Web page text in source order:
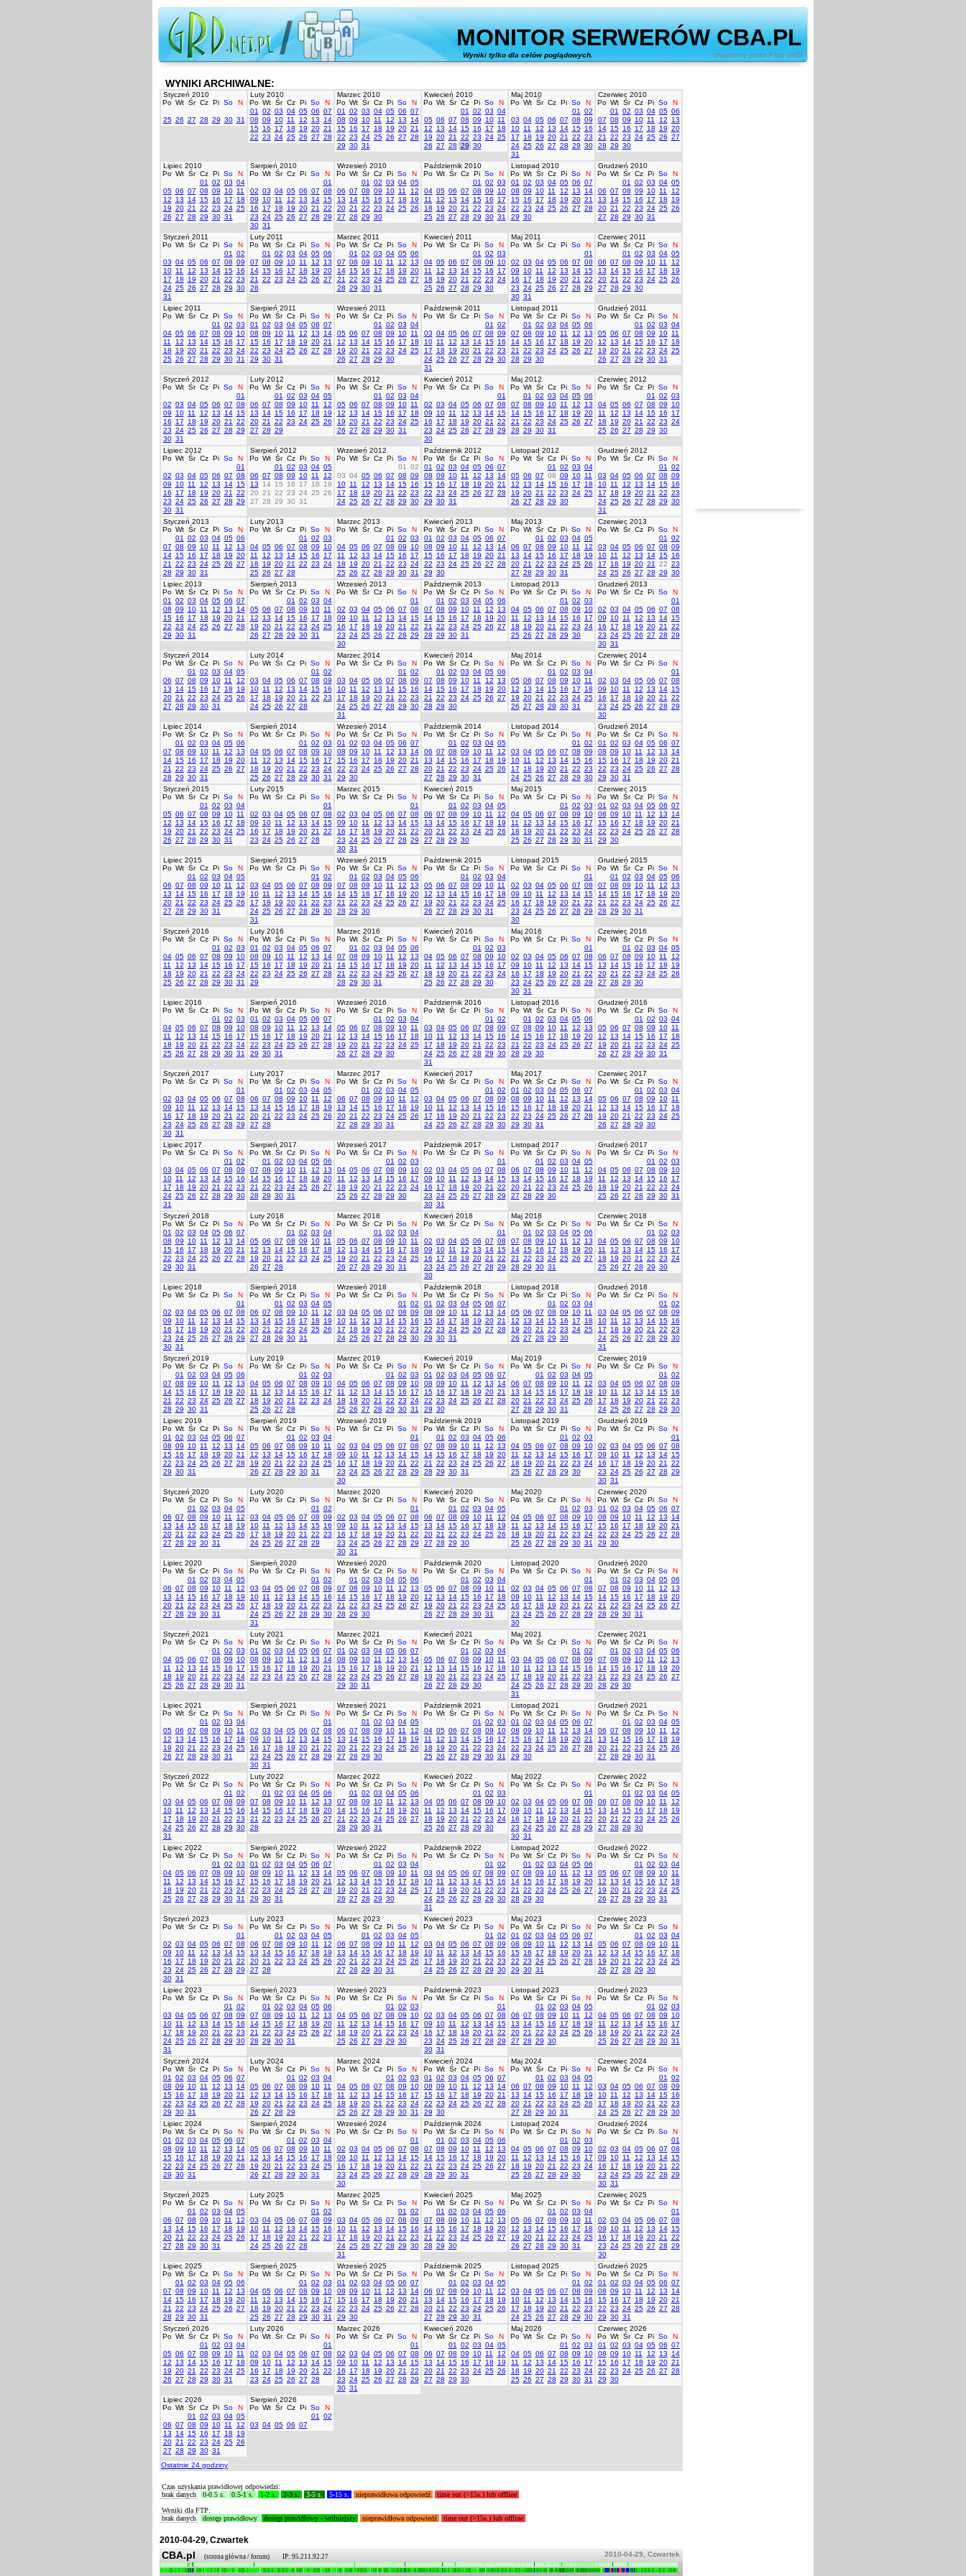
MONITOR SERWERÓW CBA.PL
Wyniki tylko dla celów poglądowych.stworzony przez Piotr GRD
WYNIKI ARCHIWALNE:
Styczeń 2010
Po Wt Śr Cz Pi So N
25 26 27 28 29 30 31
Luty 2010
Po Wt Śr Cz Pi So
N
01
02 03 04 05 06 07
08 09 10 11 12 13
14
15 16 17 18 19 20 21
22 23 24 25 26 27 28
Marzec 2010
Po Wt Śr Cz Pi So
N
01
02 03 04 05 06 07
08 09 10 11 12 13
14
15 16 17 18 19 20 21
22 23 24 25 26 27 28
29 30 31
Kwiecień 2010
Po Wt Śr Cz Pi So
N
01
02 03 04
05 06 07 08 09 10 11
12
13 14 15 16 17
18
19 20 21 22 23 24 25
26 27 28 29 30
Maj 2010
Po Wt Śr Cz Pi So
N
01
02
03 04 05 06 07 08 09
10 11 12 13 14 15 16
17
18 19 20 21 22 23
24 25 26 27 28 29 30
31
Czerwiec 2010
Po Wt Śr Cz Pi So
N
01
02 03 04 05 06
07 08 09 10 11 12
13
14 15 16 17 18 19 20
21
22 23 24 25 26 27
28 29 30
Lipiec 2010
Po Wt Śr Cz Pi So
N
01
02 03 04
05 06 07 08 09 10 11
12
13 14 15 16 17
18
19 20 21 22 23 24 25
26 27 28 29 30 31
Sierpień 2010
Po Wt Śr Cz Pi So
N
01
02 03 04 05 06 07 08
09
10 11 12 13 14 15
16
17 18 19 20 21
22
23 24 25 26 27 28 29
30 31
Wrzesień 2010
Po Wt Śr Cz Pi So
N
01
02 03 04 05
06 07 08 09 10 11
12
13
14 15 16 17 18
19
20 21 22 23 24 25 26
27 28 29 30
Październik 2010
Po Wt Śr Cz Pi So
N
01
02 03
04 05 06 07 08 09
10
11
12 13 14 15 16
17
18
19 20 21 22 23 24
25 26 27 28 29 30 31
Listopad 2010
Po Wt Śr Cz Pi So
N
01
02 03 04 05 06 07
08 09 10 11 12 13
14
15 16 17 18 19 20 21
22 23 24 25 26 27 28
29 30
Grudzień 2010
Po Wt Śr Cz Pi So
N
01
02 03 04 05
06 07 08 09 10 11
12
13
14 15 16 17 18
19
20 21 22 23 24 25 26
27 28 29 30 31
Styczeń 2011
Po Wt Śr Cz Pi So
N
01
02
03 04 05 06 07 08 09
10 11 12 13 14 15 16
17
18 19 20 21 22 23
24 25 26 27 28 29 30
31
Luty 2011
Po Wt Śr Cz Pi So
N
01
02 03 04 05 06
07 08 09 10 11 12
13
14 15 16 17 18 19 20
21
22 23 24 25 26 27
28
Marzec 2011
Po Wt Śr Cz Pi So
N
01
02 03 04 05 06
07 08 09 10 11 12
13
14 15 16 17 18 19 20
21
22 23 24 25 26 27
28 29 30 31
Kwiecień 2011
Po Wt Śr Cz Pi So
N
01
02 03
04 05 06 07 08 09
10
11
12 13 14 15 16
17
18
19 20 21 22 23 24
25 26 27 28 29 30
Maj 2011
Po Wt Śr Cz Pi So
N
01
02 03 04 05 06 07 08
09
10 11 12 13 14 15
16
17 18 19 20 21
22
23 24 25 26 27 28 29
30 31
Czerwiec 2011
Po Wt Śr Cz Pi So
N
01
02 03 04 05
06 07 08 09 10 11
12
13
14 15 16 17 18
19
20 21 22 23 24 25 26
27 28 29 30
Lipiec 2011
Po Wt Śr Cz Pi So
N
01
02 03
04 05 06 07 08 09
10
11
12 13 14 15 16
17
18
19 20 21 22 23 24
25 26 27 28 29 30 31
Sierpień 2011
Po Wt Śr Cz Pi So
N
01
02 03 04 05 06 07
08 09 10 11 12 13
14
15 16 17 18 19 20 21
22 23 24 25 26 27 28
29 30 31
Wrzesień 2011
Po Wt Śr Cz Pi So
N
01
02 03 04
05 06 07 08 09 10 11
12
13 14 15 16 17
18
19 20 21 22 23 24 25
26 27 28 29 30
Październik 2011
Po Wt Śr Cz Pi So
N
01
02
03 04 05 06 07 08 09
10 11 12 13 14 15 16
17
18 19 20 21 22 23
24 25 26 27 28 29 30
31
Listopad 2011
Po Wt Śr Cz Pi So
N
01
02 03 04 05 06
07 08 09 10 11 12
13
14 15 16 17 18 19 20
21
22 23 24 25 26 27
28 29 30
Grudzień 2011
Po Wt Śr Cz Pi So
N
01
02 03 04
05 06 07 08 09 10 11
12
13 14 15 16 17
18
19 20 21 22 23 24 25
26 27 28 29 30 31
Styczeń 2012
Po Wt Śr Cz Pi So
N
01
02 03 04 05 06 07 08
09
10 11 12 13 14 15
16
17 18 19 20 21
22
23 24 25 26 27 28 29
30 31
Luty 2012
Po Wt Śr Cz Pi So
N
01
02 03 04 05
06 07 08 09 10 11
12
13
14 15 16 17 18
19
20 21 22 23 24 25 26
27 28 29
Marzec 2012
Po Wt Śr Cz Pi So
N
01
02 03 04
05 06 07 08 09 10 11
12
13 14 15 16 17
18
19 20 21 22 23 24 25
26 27 28 29 30 31
Kwiecień 2012
Po Wt Śr Cz Pi So
N
01
02 03 04 05 06 07 08
09
10 11 12 13 14 15
16
17 18 19 20 21
22
23 24 25 26 27 28 29
30
Maj 2012
Po Wt Śr Cz Pi So
N
01
02 03 04 05 06
07 08 09 10 11 12
13
14 15 16 17 18 19 20
21
22 23 24 25 26 27
28 29 30 31
Czerwiec 2012
Po Wt Śr Cz Pi So
N
01
02 03
04 05 06 07 08 09
10
11
12 13 14 15 16
17
18
19 20 21 22 23 24
25 26 27 28 29 30
Lipiec 2012
Po Wt Śr Cz Pi So
N
01
02 03 04 05 06 07 08
09
10 11 12 13 14 15
16
17 18 19 20 21
22
23 24 25 26 27 28 29
30 31
Sierpień 2012
Po Wt Śr Cz Pi So
N
01
02 03 04 05
06 07 08 09 10 11
12
13
14 15 16 17 18
19
20 21 22 23 24 25 26
27 28 29 30 31
Wrzesień 2012
Po Wt Śr Cz Pi So
N
01
02
03 04 05 06 07 08 09
10 11 12 13 14 15 16
17
18 19 20 21 22 23
24 25 26 27 28 29 30
Październik 2012
Po Wt Śr Cz Pi So
N
01
02 03 04 05 06 07
08 09 10 11 12 13
14
15 16 17 18 19 20 21
22 23 24 25 26 27 28
29 30 31
Listopad 2012
Po Wt Śr Cz Pi So
N
01
02 03 04
05 06 07 08 09 10 11
12
13 14 15 16 17
18
19 20 21 22 23 24 25
26 27 28 29 30
Grudzień 2012
Po Wt Śr Cz Pi So
N
01
02
03 04 05 06 07 08 09
10 11 12 13 14 15 16
17
18 19 20 21 22 23
24 25 26 27 28 29 30
31
Styczeń 2013
Po Wt Śr Cz Pi So
N
01
02 03 04 05 06
07 08 09 10 11 12
13
14 15 16 17 18 19 20
21
22 23 24 25 26 27
28 29 30 31
Luty 2013
Po Wt Śr Cz Pi So
N
01
02 03
04 05 06 07 08 09
10
11
12 13 14 15 16
17
18
19 20 21 22 23 24
25 26 27 28
Marzec 2013
Po Wt Śr Cz Pi So
N
01
02 03
04 05 06 07 08 09
10
11
12 13 14 15 16
17
18
19 20 21 22 23 24
25 26 27 28 29 30 31
Kwiecień 2013
Po Wt Śr Cz Pi So
N
01
02 03 04 05 06 07
08 09 10 11 12 13
14
15 16 17 18 19 20 21
22 23 24 25 26 27 28
29 30
Maj 2013
Po Wt Śr Cz Pi So
N
01
02 03 04 05
06 07 08 09 10 11
12
13
14 15 16 17 18
19
20 21 22 23 24 25 26
27 28 29 30 31
Czerwiec 2013
Po Wt Śr Cz Pi So
N
01
02
03 04 05 06 07 08 09
10 11 12 13 14 15 16
17
18 19 20 21 22 23
24 25 26 27 28 29 30
Lipiec 2013
Po Wt Śr Cz Pi So
N
01
02 03 04 05 06 07
08 09 10 11 12 13
14
15 16 17 18 19 20 21
22 23 24 25 26 27 28
29 30 31
Sierpień 2013
Po Wt Śr Cz Pi So
N
01
02 03 04
05 06 07 08 09 10 11
12
13 14 15 16 17
18
19 20 21 22 23 24 25
26 27 28 29 30 31
Wrzesień 2013
Po Wt Śr Cz Pi So
N
01
02 03 04 05 06 07 08
09
10 11 12 13 14 15
16
17 18 19 20 21
22
23 24 25 26 27 28 29
30
Październik 2013
Po Wt Śr Cz Pi So
N
01
02 03 04 05 06
07 08 09 10 11 12
13
14 15 16 17 18 19 20
21
22 23 24 25 26 27
28 29 30 31
Listopad 2013
Po Wt Śr Cz Pi So
N
01
02 03
04 05 06 07 08 09
10
11
12 13 14 15 16
17
18
19 20 21 22 23 24
25 26 27 28 29 30
Grudzień 2013
Po Wt Śr Cz Pi So
N
01
02 03 04 05 06 07 08
09
10 11 12 13 14 15
16
17 18 19 20 21
22
23 24 25 26 27 28 29
30 31
Styczeń 2014
Po Wt Śr Cz Pi So
N
01
02 03 04 05
06 07 08 09 10 11
12
13
14 15 16 17 18
19
20 21 22 23 24 25 26
27 28 29 30 31
Luty 2014
Po Wt Śr Cz Pi So
N
01
02
03 04 05 06 07 08 09
10 11 12 13 14 15 16
17
18 19 20 21 22 23
24 25 26 27 28
Marzec 2014
Po Wt Śr Cz Pi So
N
01
02
03 04 05 06 07 08 09
10 11 12 13 14 15 16
17
18 19 20 21 22 23
24 25 26 27 28 29 30
31
Kwiecień 2014
Po Wt Śr Cz Pi So
N
01
02 03 04 05 06
07 08 09 10 11 12
13
14 15 16 17 18 19 20
21
22 23 24 25 26 27
28 29 30
Maj 2014
Po Wt Śr Cz Pi So
N
01
02 03 04
05 06 07 08 09 10 11
12
13 14 15 16 17
18
19 20 21 22 23 24 25
26 27 28 29 30 31
Czerwiec 2014
Po Wt Śr Cz Pi So
N
01
02 03 04 05 06 07 08
09
10 11 12 13 14 15
16
17 18 19 20 21
22
23 24 25 26 27 28 29
30
Lipiec 2014
Po Wt Śr Cz Pi So
N
01
02 03 04 05 06
07 08 09 10 11 12
13
14 15 16 17 18 19 20
21
22 23 24 25 26 27
28 29 30 31
Sierpień 2014
Po Wt Śr Cz Pi So
N
01
02 03
04 05 06 07 08 09
10
11
12 13 14 15 16
17
18
19 20 21 22 23 24
25 26 27 28 29 30 31
Wrzesień 2014
Po Wt Śr Cz Pi So
N
01
02 03 04 05 06 07
08 09 10 11 12 13
14
15 16 17 18 19 20 21
22 23 24 25 26 27 28
29 30
Październik 2014
Po Wt Śr Cz Pi So
N
01
02 03 04 05
06 07 08 09 10 11
12
13
14 15 16 17 18
19
20 21 22 23 24 25 26
27 28 29 30 31
Listopad 2014
Po Wt Śr Cz Pi So
N
01
02
03 04 05 06 07 08 09
10 11 12 13 14 15 16
17
18 19 20 21 22 23
24 25 26 27 28 29 30
Grudzień 2014
Po Wt Śr Cz Pi So
N
01
02 03 04 05 06 07
08 09 10 11 12 13
14
15 16 17 18 19 20 21
22 23 24 25 26 27 28
29 30 31
Styczeń 2015
Po Wt Śr Cz Pi So
N
01
02 03 04
05 06 07 08 09 10 11
12
13 14 15 16 17
18
19 20 21 22 23 24 25
26 27 28 29 30 31
Luty 2015
Po Wt Śr Cz Pi So
N
01
02 03 04 05 06 07 08
09
10 11 12 13 14 15
16
17 18 19 20 21
22
23 24 25 26 27 28
Marzec 2015
Po Wt Śr Cz Pi So
N
01
02 03 04 05 06 07 08
09
10 11 12 13 14 15
16
17 18 19 20 21
22
23 24 25 26 27 28 29
30 31
Kwiecień 2015
Po Wt Śr Cz Pi So
N
01
02 03 04 05
06 07 08 09 10 11
12
13
14 15 16 17 18
19
20 21 22 23 24 25 26
27 28 29 30
Maj 2015
Po Wt Śr Cz Pi So
N
01
02 03
04 05 06 07 08 09
10
11
12 13 14 15 16
17
18
19 20 21 22 23 24
25 26 27 28 29 30 31
Czerwiec 2015
Po Wt Śr Cz Pi So
N
01
02 03 04 05 06 07
08 09 10 11 12 13
14
15 16 17 18 19 20 21
22 23 24 25 26 27 28
29 30
Lipiec 2015
Po Wt Śr Cz Pi So
N
01
02 03 04 05
06 07 08 09 10 11
12
13
14 15 16 17 18
19
20 21 22 23 24 25 26
27 28 29 30 31
Sierpień 2015
Po Wt Śr Cz Pi So
N
01
02
03 04 05 06 07 08 09
10 11 12 13 14 15 16
17
18 19 20 21 22 23
24 25 26 27 28 29 30
31
Wrzesień 2015
Po Wt Śr Cz Pi So
N
01
02 03 04 05 06
07 08 09 10 11 12
13
14 15 16 17 18 19 20
21
22 23 24 25 26 27
28 29 30
Październik 2015
Po Wt Śr Cz Pi So
N
01
02 03 04
05 06 07 08 09 10 11
12
13 14 15 16 17
18
19 20 21 22 23 24 25
26 27 28 29 30 31
Listopad 2015
Po Wt Śr Cz Pi So
N
01
02 03 04 05 06 07 08
09
10 11 12 13 14 15
16
17 18 19 20 21
22
23 24 25 26 27 28 29
30
Grudzień 2015
Po Wt Śr Cz Pi So
N
01
02 03 04 05 06
07 08 09 10 11 12
13
14 15 16 17 18 19 20
21
22 23 24 25 26 27
28 29 30 31
Styczeń 2016
Po Wt Śr Cz Pi So
N
01
02 03
04 05 06 07 08 09
10
11
12 13 14 15 16
17
18
19 20 21 22 23 24
25 26 27 28 29 30 31
Luty 2016
Po Wt Śr Cz Pi So
N
01
02 03 04 05 06 07
08 09 10 11 12 13
14
15 16 17 18 19 20 21
22 23 24 25 26 27 28
29
Marzec 2016
Po Wt Śr Cz Pi So
N
01
02 03 04 05 06
07 08 09 10 11 12
13
14 15 16 17 18 19 20
21
22 23 24 25 26 27
28 29 30 31
Kwiecień 2016
Po Wt Śr Cz Pi So
N
01
02 03
04 05 06 07 08 09
10
11
12 13 14 15 16
17
18
19 20 21 22 23 24
25 26 27 28 29 30
Maj 2016
Po Wt Śr Cz Pi So
N
01
02 03 04 05 06 07 08
09
10 11 12 13 14 15
16
17 18 19 20 21
22
23 24 25 26 27 28 29
30 31
Czerwiec 2016
Po Wt Śr Cz Pi So
N
01
02 03 04 05
06 07 08 09 10 11
12
13
14 15 16 17 18
19
20 21 22 23 24 25 26
27 28 29 30
Lipiec 2016
Po Wt Śr Cz Pi So
N
01
02 03
04 05 06 07 08 09
10
11
12 13 14 15 16
17
18
19 20 21 22 23 24
25 26 27 28 29 30 31
Sierpień 2016
Po Wt Śr Cz Pi So
N
01
02 03 04 05 06 07
08 09 10 11 12 13
14
15 16 17 18 19 20 21
22 23 24 25 26 27 28
29 30 31
Wrzesień 2016
Po Wt Śr Cz Pi So
N
01
02 03 04
05 06 07 08 09 10 11
12
13 14 15 16 17
18
19 20 21 22 23 24 25
26 27 28 29 30
Październik 2016
Po Wt Śr Cz Pi So
N
01
02
03 04 05 06 07 08 09
10 11 12 13 14 15 16
17
18 19 20 21 22 23
24 25 26 27 28 29 30
31
Listopad 2016
Po Wt Śr Cz Pi So
N
01
02 03 04 05 06
07 08 09 10 11 12
13
14 15 16 17 18 19 20
21
22 23 24 25 26 27
28 29 30
Grudzień 2016
Po Wt Śr Cz Pi So
N
01
02 03 04
05 06 07 08 09 10 11
12
13 14 15 16 17
18
19 20 21 22 23 24 25
26 27 28 29 30 31
Styczeń 2017
Po Wt Śr Cz Pi So
N
01
02 03 04 05 06 07 08
09
10 11 12 13 14 15
16
17 18 19 20 21
22
23 24 25 26 27 28 29
30 31
Luty 2017
Po Wt Śr Cz Pi So
N
01
02 03 04 05
06 07 08 09 10 11
12
13
14 15 16 17 18
19
20 21 22 23 24 25 26
27 28
Marzec 2017
Po Wt Śr Cz Pi So
N
01
02 03 04 05
06 07 08 09 10 11
12
13
14 15 16 17 18
19
20 21 22 23 24 25 26
27 28 29 30 31
Kwiecień 2017
Po Wt Śr Cz Pi So
N
01
02
03 04 05 06 07 08 09
10 11 12 13 14 15 16
17
18 19 20 21 22 23
24 25 26 27 28 29 30
Maj 2017
Po Wt Śr Cz Pi So
N
01
02 03 04 05 06 07
08 09 10 11 12 13
14
15 16 17 18 19 20 21
22 23 24 25 26 27 28
29 30 31
Czerwiec 2017
Po Wt Śr Cz Pi So
N
01
02 03 04
05 06 07 08 09 10 11
12
13 14 15 16 17
18
19 20 21 22 23 24 25
26 27 28 29 30
Lipiec 2017
Po Wt Śr Cz Pi So
N
01
02
03 04 05 06 07 08 09
10 11 12 13 14 15 16
17
18 19 20 21 22 23
24 25 26 27 28 29 30
31
Sierpień 2017
Po Wt Śr Cz Pi So
N
01
02 03 04 05 06
07 08 09 10 11 12
13
14 15 16 17 18 19 20
21
22 23 24 25 26 27
28 29 30 31
Wrzesień 2017
Po Wt Śr Cz Pi So
N
01
02 03
04 05 06 07 08 09
10
11
12 13 14 15 16
17
18
19 20 21 22 23 24
25 26 27 28 29 30
Październik 2017
Po Wt Śr Cz Pi So
N
01
02 03 04 05 06 07 08
09
10 11 12 13 14 15
16
17 18 19 20 21
22
23 24 25 26 27 28 29
30 31
Listopad 2017
Po Wt Śr Cz Pi So
N
01
02 03 04 05
06 07 08 09 10 11
12
13
14 15 16 17 18
19
20 21 22 23 24 25 26
27 28 29 30
Grudzień 2017
Po Wt Śr Cz Pi So
N
01
02 03
04 05 06 07 08 09
10
11
12 13 14 15 16
17
18
19 20 21 22 23 24
25 26 27 28 29 30 31
Styczeń 2018
Po Wt Śr Cz Pi So
N
01
02 03 04 05 06 07
08 09 10 11 12 13
14
15 16 17 18 19 20 21
22 23 24 25 26 27 28
29 30 31
Luty 2018
Po Wt Śr Cz Pi So
N
01
02 03 04
05 06 07 08 09 10 11
12
13 14 15 16 17
18
19 20 21 22 23 24 25
26 27 28
Marzec 2018
Po Wt Śr Cz Pi So
N
01
02 03 04
05 06 07 08 09 10 11
12
13 14 15 16 17
18
19 20 21 22 23 24 25
26 27 28 29 30 31
Kwiecień 2018
Po Wt Śr Cz Pi So
N
01
02 03 04 05 06 07 08
09
10 11 12 13 14 15
16
17 18 19 20 21
22
23 24 25 26 27 28 29
30
Maj 2018
Po Wt Śr Cz Pi So
N
01
02 03 04 05 06
07 08 09 10 11 12
13
14 15 16 17 18 19 20
21
22 23 24 25 26 27
28 29 30 31
Czerwiec 2018
Po Wt Śr Cz Pi So
N
01
02 03
04 05 06 07 08 09
10
11
12 13 14 15 16
17
18
19 20 21 22 23 24
25 26 27 28 29 30
Lipiec 2018
Po Wt Śr Cz Pi So
N
01
02 03 04 05 06 07 08
09
10 11 12 13 14 15
16
17 18 19 20 21
22
23 24 25 26 27 28 29
30 31
Sierpień 2018
Po Wt Śr Cz Pi So
N
01
02 03 04 05
06 07 08 09 10 11
12
13
14 15 16 17 18
19
20 21 22 23 24 25 26
27 28 29 30 31
Wrzesień 2018
Po Wt Śr Cz Pi So
N
01
02
03 04 05 06 07 08 09
10 11 12 13 14 15 16
17
18 19 20 21 22 23
24 25 26 27 28 29 30
Październik 2018
Po Wt Śr Cz Pi So
N
01
02 03 04 05 06 07
08 09 10 11 12 13
14
15 16 17 18 19 20 21
22 23 24 25 26 27 28
29 30 31
Listopad 2018
Po Wt Śr Cz Pi So
N
01
02 03 04
05 06 07 08 09 10 11
12
13 14 15 16 17
18
19 20 21 22 23 24 25
26 27 28 29 30
Grudzień 2018
Po Wt Śr Cz Pi So
N
01
02
03 04 05 06 07 08 09
10 11 12 13 14 15 16
17
18 19 20 21 22 23
24 25 26 27 28 29 30
31
Styczeń 2019
Po Wt Śr Cz Pi So
N
01
02 03 04 05 06
07 08 09 10 11 12
13
14 15 16 17 18 19 20
21
22 23 24 25 26 27
28 29 30 31
Luty 2019
Po Wt Śr Cz Pi So
N
01
02 03
04 05 06 07 08 09
10
11
12 13 14 15 16
17
18
19 20 21 22 23 24
25 26 27 28
Marzec 2019
Po Wt Śr Cz Pi So
N
01
02 03
04 05 06 07 08 09
10
11
12 13 14 15 16
17
18
19 20 21 22 23 24
25 26 27 28 29 30 31
Kwiecień 2019
Po Wt Śr Cz Pi So
N
01
02 03 04 05 06 07
08 09 10 11 12 13
14
15 16 17 18 19 20 21
22 23 24 25 26 27 28
29 30
Maj 2019
Po Wt Śr Cz Pi So
N
01
02 03 04 05
06 07 08 09 10 11
12
13
14 15 16 17 18
19
20 21 22 23 24 25 26
27 28 29 30 31
Czerwiec 2019
Po Wt Śr Cz Pi So
N
01
02
03 04 05 06 07 08 09
10 11 12 13 14 15 16
17
18 19 20 21 22 23
24 25 26 27 28 29 30
Lipiec 2019
Po Wt Śr Cz Pi So
N
01
02 03 04 05 06 07
08 09 10 11 12 13
14
15 16 17 18 19 20 21
22 23 24 25 26 27 28
29 30 31
Sierpień 2019
Po Wt Śr Cz Pi So
N
01
02 03 04
05 06 07 08 09 10 11
12
13 14 15 16 17
18
19 20 21 22 23 24 25
26 27 28 29 30 31
Wrzesień 2019
Po Wt Śr Cz Pi So
N
01
02 03 04 05 06 07 08
09
10 11 12 13 14 15
16
17 18 19 20 21
22
23 24 25 26 27 28 29
30
Październik 2019
Po Wt Śr Cz Pi So
N
01
02 03 04 05 06
07 08 09 10 11 12
13
14 15 16 17 18 19 20
21
22 23 24 25 26 27
28 29 30 31
Listopad 2019
Po Wt Śr Cz Pi So
N
01
02 03
04 05 06 07 08 09
10
11
12 13 14 15 16
17
18
19 20 21 22 23 24
25 26 27 28 29 30
Grudzień 2019
Po Wt Śr Cz Pi So
N
01
02 03 04 05 06 07 08
09
10 11 12 13 14 15
16
17 18 19 20 21
22
23 24 25 26 27 28 29
30 31
Styczeń 2020
Po Wt Śr Cz Pi So
N
01
02 03 04 05
06 07 08 09 10 11
12
13
14 15 16 17 18
19
20 21 22 23 24 25 26
27 28 29 30 31
Luty 2020
Po Wt Śr Cz Pi So
N
01
02
03 04 05 06 07 08 09
10 11 12 13 14 15 16
17
18 19 20 21 22 23
24 25 26 27 28 29
Marzec 2020
Po Wt Śr Cz Pi So
N
01
02 03 04 05 06 07 08
09
10 11 12 13 14 15
16
17 18 19 20 21
22
23 24 25 26 27 28 29
30 31
Kwiecień 2020
Po Wt Śr Cz Pi So
N
01
02 03 04 05
06 07 08 09 10 11
12
13
14 15 16 17 18
19
20 21 22 23 24 25 26
27 28 29 30
Maj 2020
Po Wt Śr Cz Pi So
N
01
02 03
04 05 06 07 08 09
10
11
12 13 14 15 16
17
18
19 20 21 22 23 24
25 26 27 28 29 30 31
Czerwiec 2020
Po Wt Śr Cz Pi So
N
01
02 03 04 05 06 07
08 09 10 11 12 13
14
15 16 17 18 19 20 21
22 23 24 25 26 27 28
29 30
Lipiec 2020
Po Wt Śr Cz Pi So
N
01
02 03 04 05
06 07 08 09 10 11
12
13
14 15 16 17 18
19
20 21 22 23 24 25 26
27 28 29 30 31
Sierpień 2020
Po Wt Śr Cz Pi So
N
01
02
03 04 05 06 07 08 09
10 11 12 13 14 15 16
17
18 19 20 21 22 23
24 25 26 27 28 29 30
31
Wrzesień 2020
Po Wt Śr Cz Pi So
N
01
02 03 04 05 06
07 08 09 10 11 12
13
14 15 16 17 18 19 20
21
22 23 24 25 26 27
28 29 30
Październik 2020
Po Wt Śr Cz Pi So
N
01
02 03 04
05 06 07 08 09 10 11
12
13 14 15 16 17
18
19 20 21 22 23 24 25
26 27 28 29 30 31
Listopad 2020
Po Wt Śr Cz Pi So
N
01
02 03 04 05 06 07 08
09
10 11 12 13 14 15
16
17 18 19 20 21
22
23 24 25 26 27 28 29
30
Grudzień 2020
Po Wt Śr Cz Pi So
N
01
02 03 04 05 06
07 08 09 10 11 12
13
14 15 16 17 18 19 20
21
22 23 24 25 26 27
28 29 30 31
Styczeń 2021
Po Wt Śr Cz Pi So
N
01
02 03
04 05 06 07 08 09
10
11
12 13 14 15 16
17
18
19 20 21 22 23 24
25 26 27 28 29 30 31
Luty 2021
Po Wt Śr Cz Pi So
N
01
02 03 04 05 06 07
08 09 10 11 12 13
14
15 16 17 18 19 20 21
22 23 24 25 26 27 28
Marzec 2021
Po Wt Śr Cz Pi So
N
01
02 03 04 05 06 07
08 09 10 11 12 13
14
15 16 17 18 19 20 21
22 23 24 25 26 27 28
29 30 31
Kwiecień 2021
Po Wt Śr Cz Pi So
N
01
02 03 04
05 06 07 08 09 10 11
12
13 14 15 16 17
18
19 20 21 22 23 24 25
26 27 28 29 30
Maj 2021
Po Wt Śr Cz Pi So
N
01
02
03 04 05 06 07 08 09
10 11 12 13 14 15 16
17
18 19 20 21 22 23
24 25 26 27 28 29 30
31
Czerwiec 2021
Po Wt Śr Cz Pi So
N
01
02 03 04 05 06
07 08 09 10 11 12
13
14 15 16 17 18 19 20
21
22 23 24 25 26 27
28 29 30
Lipiec 2021
Po Wt Śr Cz Pi So
N
01
02 03 04
05 06 07 08 09 10 11
12
13 14 15 16 17
18
19 20 21 22 23 24 25
26 27 28 29 30 31
Sierpień 2021
Po Wt Śr Cz Pi So
N
01
02 03 04 05 06 07 08
09
10 11 12 13 14 15
16
17 18 19 20 21
22
23 24 25 26 27 28 29
30 31
Wrzesień 2021
Po Wt Śr Cz Pi So
N
01
02 03 04 05
06 07 08 09 10 11
12
13
14 15 16 17 18
19
20 21 22 23 24 25 26
27 28 29 30
Październik 2021
Po Wt Śr Cz Pi So
N
01
02 03
04 05 06 07 08 09
10
11
12 13 14 15 16
17
18
19 20 21 22 23 24
25 26 27 28 29 30 31
Listopad 2021
Po Wt Śr Cz Pi So
N
01
02 03 04 05 06 07
08 09 10 11 12 13
14
15 16 17 18 19 20 21
22 23 24 25 26 27 28
29 30
Grudzień 2021
Po Wt Śr Cz Pi So
N
01
02 03 04 05
06 07 08 09 10 11
12
13
14 15 16 17 18
19
20 21 22 23 24 25 26
27 28 29 30 31
Styczeń 2022
Po Wt Śr Cz Pi So
N
01
02
03 04 05 06 07 08 09
10 11 12 13 14 15 16
17
18 19 20 21 22 23
24 25 26 27 28 29 30
31
Luty 2022
Po Wt Śr Cz Pi So
N
01
02 03 04 05 06
07 08 09 10 11 12
13
14 15 16 17 18 19 20
21
22 23 24 25 26 27
28
Marzec 2022
Po Wt Śr Cz Pi So
N
01
02 03 04 05 06
07 08 09 10 11 12
13
14 15 16 17 18 19 20
21
22 23 24 25 26 27
28 29 30 31
Kwiecień 2022
Po Wt Śr Cz Pi So
N
01
02 03
04 05 06 07 08 09
10
11
12 13 14 15 16
17
18
19 20 21 22 23 24
25 26 27 28 29 30
Maj 2022
Po Wt Śr Cz Pi So
N
01
02 03 04 05 06 07 08
09
10 11 12 13 14 15
16
17 18 19 20 21
22
23 24 25 26 27 28 29
30 31
Czerwiec 2022
Po Wt Śr Cz Pi So
N
01
02 03 04 05
06 07 08 09 10 11
12
13
14 15 16 17 18
19
20 21 22 23 24 25 26
27 28 29 30
Lipiec 2022
Po Wt Śr Cz Pi So
N
01
02 03
04 05 06 07 08 09
10
11
12 13 14 15 16
17
18
19 20 21 22 23 24
25 26 27 28 29 30 31
Sierpień 2022
Po Wt Śr Cz Pi So
N
01
02 03 04 05 06 07
08 09 10 11 12 13
14
15 16 17 18 19 20 21
22 23 24 25 26 27 28
29 30 31
Wrzesień 2022
Po Wt Śr Cz Pi So
N
01
02 03 04
05 06 07 08 09 10 11
12
13 14 15 16 17
18
19 20 21 22 23 24 25
26 27 28 29 30
Październik 2022
Po Wt Śr Cz Pi So
N
01
02
03 04 05 06 07 08 09
10 11 12 13 14 15 16
17
18 19 20 21 22 23
24 25 26 27 28 29 30
31
Listopad 2022
Po Wt Śr Cz Pi So
N
01
02 03 04 05 06
07 08 09 10 11 12
13
14 15 16 17 18 19 20
21
22 23 24 25 26 27
28 29 30
Grudzień 2022
Po Wt Śr Cz Pi So
N
01
02 03 04
05 06 07 08 09 10 11
12
13 14 15 16 17
18
19 20 21 22 23 24 25
26 27 28 29 30 31
Styczeń 2023
Po Wt Śr Cz Pi So
N
01
02 03 04 05 06 07 08
09
10 11 12 13 14 15
16
17 18 19 20 21
22
23 24 25 26 27 28 29
30 31
Luty 2023
Po Wt Śr Cz Pi So
N
01
02 03 04 05
06 07 08 09 10 11
12
13
14 15 16 17 18
19
20 21 22 23 24 25 26
27 28
Marzec 2023
Po Wt Śr Cz Pi So
N
01
02 03 04 05
06 07 08 09 10 11
12
13
14 15 16 17 18
19
20 21 22 23 24 25 26
27 28 29 30 31
Kwiecień 2023
Po Wt Śr Cz Pi So
N
01
02
03 04 05 06 07 08 09
10 11 12 13 14 15 16
17
18 19 20 21 22 23
24 25 26 27 28 29 30
Maj 2023
Po Wt Śr Cz Pi So
N
01
02 03 04 05 06 07
08 09 10 11 12 13
14
15 16 17 18 19 20 21
22 23 24 25 26 27 28
29 30 31
Czerwiec 2023
Po Wt Śr Cz Pi So
N
01
02 03 04
05 06 07 08 09 10 11
12
13 14 15 16 17
18
19 20 21 22 23 24 25
26 27 28 29 30
Lipiec 2023
Po Wt Śr Cz Pi So
N
01
02
03 04 05 06 07 08 09
10 11 12 13 14 15 16
17
18 19 20 21 22 23
24 25 26 27 28 29 30
31
Sierpień 2023
Po Wt Śr Cz Pi So
N
01
02 03 04 05 06
07 08 09 10 11 12
13
14 15 16 17 18 19 20
21
22 23 24 25 26 27
28 29 30 31
Wrzesień 2023
Po Wt Śr Cz Pi So
N
01
02 03
04 05 06 07 08 09
10
11
12 13 14 15 16
17
18
19 20 21 22 23 24
25 26 27 28 29 30
Październik 2023
Po Wt Śr Cz Pi So
N
01
02 03 04 05 06 07 08
09
10 11 12 13 14 15
16
17 18 19 20 21
22
23 24 25 26 27 28 29
30 31
Listopad 2023
Po Wt Śr Cz Pi So
N
01
02 03 04 05
06 07 08 09 10 11
12
13
14 15 16 17 18
19
20 21 22 23 24 25 26
27 28 29 30
Grudzień 2023
Po Wt Śr Cz Pi So
N
01
02 03
04 05 06 07 08 09
10
11
12 13 14 15 16
17
18
19 20 21 22 23 24
25 26 27 28 29 30 31
Styczeń 2024
Po Wt Śr Cz Pi So
N
01
02 03 04 05 06 07
08 09 10 11 12 13
14
15 16 17 18 19 20 21
22 23 24 25 26 27 28
29 30 31
Luty 2024
Po Wt Śr Cz Pi So
N
01
02 03 04
05 06 07 08 09 10 11
12
13 14 15 16 17
18
19 20 21 22 23 24 25
26 27 28 29
Marzec 2024
Po Wt Śr Cz Pi So
N
01
02 03
04 05 06 07 08 09
10
11
12 13 14 15 16
17
18
19 20 21 22 23 24
25 26 27 28 29 30 31
Kwiecień 2024
Po Wt Śr Cz Pi So
N
01
02 03 04 05 06 07
08 09 10 11 12 13
14
15 16 17 18 19 20 21
22 23 24 25 26 27 28
29 30
Maj 2024
Po Wt Śr Cz Pi So
N
01
02 03 04 05
06 07 08 09 10 11
12
13
14 15 16 17 18
19
20 21 22 23 24 25 26
27 28 29 30 31
Czerwiec 2024
Po Wt Śr Cz Pi So
N
01
02
03 04 05 06 07 08 09
10 11 12 13 14 15 16
17
18 19 20 21 22 23
24 25 26 27 28 29 30
Lipiec 2024
Po Wt Śr Cz Pi So
N
01
02 03 04 05 06 07
08 09 10 11 12 13
14
15 16 17 18 19 20 21
22 23 24 25 26 27 28
29 30 31
Sierpień 2024
Po Wt Śr Cz Pi So
N
01
02 03 04
05 06 07 08 09 10 11
12
13 14 15 16 17
18
19 20 21 22 23 24 25
26 27 28 29 30 31
Wrzesień 2024
Po Wt Śr Cz Pi So
N
01
02 03 04 05 06 07 08
09
10 11 12 13 14 15
16
17 18 19 20 21
22
23 24 25 26 27 28 29
30
Październik 2024
Po Wt Śr Cz Pi So
N
01
02 03 04 05 06
07 08 09 10 11 12
13
14 15 16 17 18 19 20
21
22 23 24 25 26 27
28 29 30 31
Listopad 2024
Po Wt Śr Cz Pi So
N
01
02 03
04 05 06 07 08 09
10
11
12 13 14 15 16
17
18
19 20 21 22 23 24
25 26 27 28 29 30
Grudzień 2024
Po Wt Śr Cz Pi So
N
01
02 03 04 05 06 07 08
09
10 11 12 13 14 15
16
17 18 19 20 21
22
23 24 25 26 27 28 29
30 31
Styczeń 2025
Po Wt Śr Cz Pi So
N
01
02 03 04 05
06 07 08 09 10 11
12
13
14 15 16 17 18
19
20 21 22 23 24 25 26
27 28 29 30 31
Luty 2025
Po Wt Śr Cz Pi So
N
01
02
03 04 05 06 07 08 09
10 11 12 13 14 15 16
17
18 19 20 21 22 23
24 25 26 27 28
Marzec 2025
Po Wt Śr Cz Pi So
N
01
02
03 04 05 06 07 08 09
10 11 12 13 14 15 16
17
18 19 20 21 22 23
24 25 26 27 28 29 30
31
Kwiecień 2025
Po Wt Śr Cz Pi So
N
01
02 03 04 05 06
07 08 09 10 11 12
13
14 15 16 17 18 19 20
21
22 23 24 25 26 27
28 29 30
Maj 2025
Po Wt Śr Cz Pi So
N
01
02 03 04
05 06 07 08 09 10 11
12
13 14 15 16 17
18
19 20 21 22 23 24 25
26 27 28 29 30 31
Czerwiec 2025
Po Wt Śr Cz Pi So
N
01
02 03 04 05 06 07 08
09
10 11 12 13 14 15
16
17 18 19 20 21
22
23 24 25 26 27 28 29
30
Lipiec 2025
Po Wt Śr Cz Pi So
N
01
02 03 04 05 06
07 08 09 10 11 12
13
14 15 16 17 18 19 20
21
22 23 24 25 26 27
28 29 30 31
Sierpień 2025
Po Wt Śr Cz Pi So
N
01
02 03
04 05 06 07 08 09
10
11
12 13 14 15 16
17
18
19 20 21 22 23 24
25 26 27 28 29 30 31
Wrzesień 2025
Po Wt Śr Cz Pi So
N
01
02 03 04 05 06 07
08 09 10 11 12 13
14
15 16 17 18 19 20 21
22 23 24 25 26 27 28
29 30
Październik 2025
Po Wt Śr Cz Pi So
N
01
02 03 04 05
06 07 08 09 10 11
12
13
14 15 16 17 18
19
20 21 22 23 24 25 26
27 28 29 30 31
Listopad 2025
Po Wt Śr Cz Pi So
N
01
02
03 04 05 06 07 08 09
10 11 12 13 14 15 16
17
18 19 20 21 22 23
24 25 26 27 28 29 30
Grudzień 2025
Po Wt Śr Cz Pi So
N
01
02 03 04 05 06 07
08 09 10 11 12 13
14
15 16 17 18 19 20 21
22 23 24 25 26 27 28
29 30 31
Styczeń 2026
Po Wt Śr Cz Pi So
N
01
02 03 04
05 06 07 08 09 10 11
12
13 14 15 16 17
18
19 20 21 22 23 24 25
26 27 28 29 30 31
Luty 2026
Po Wt Śr Cz Pi So
N
01
02 03 04 05 06 07 08
09
10 11 12 13 14 15
16
17 18 19 20 21
22
23 24 25 26 27 28
Marzec 2026
Po Wt Śr Cz Pi So
N
01
02 03 04 05 06 07 08
09
10 11 12 13 14 15
16
17 18 19 20 21
22
23 24 25 26 27 28 29
30 31
Kwiecień 2026
Po Wt Śr Cz Pi So
N
01
02 03 04 05
06 07 08 09 10 11
12
13
14 15 16 17 18
19
20 21 22 23 24 25 26
27 28 29 30
Maj 2026
Po Wt Śr Cz Pi So
N
01
02 03
04 05 06 07 08 09
10
11
12 13 14 15 16
17
18
19 20 21 22 23 24
25 26 27 28 29 30 31
Czerwiec 2026
Po Wt Śr Cz Pi So
N
01
02 03 04 05 06 07
08 09 10 11 12 13
14
15 16 17 18 19 20 21
22 23 24 25 26 27 28
29 30
Lipiec 2026
Po Wt Śr Cz Pi So
N
01
02 03 04 05
06 07 08 09 10 11
12
13
14 15 16 17 18
19
20 21 22 23 24 25 26
27 28 29 30 31
Sierpień 2026
Po Wt Śr Cz Pi So
N
01
02
03 04 05 06 07
Ostatnie 24 godziny
Czas uzyskania prawidłowej odpowiedzi:
brak danych
0-0.5 s. 0.5-1 s. 1-2 s. 2-3 s. 3-5 s. 5-15 s. nieprawidłowa odpowiedź
time out (>15s.) lub offline
Wyniki dla FTP:
brak danych
dostęp prawidłowy dostęp prawidłowy - wolniejszy nieprawidłowa odpowiedź time out (>15s.) lub offline
2010-04-29, Czwartek
CBA.pl (strona główna / forum) IP: 95.211.92.27 2010-04-29, Czwartek